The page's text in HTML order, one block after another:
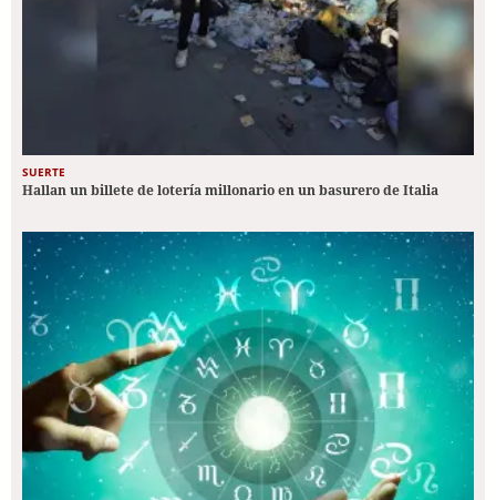
SUERTE
Hallan un billete de lotería millonario en un basurero de Italia